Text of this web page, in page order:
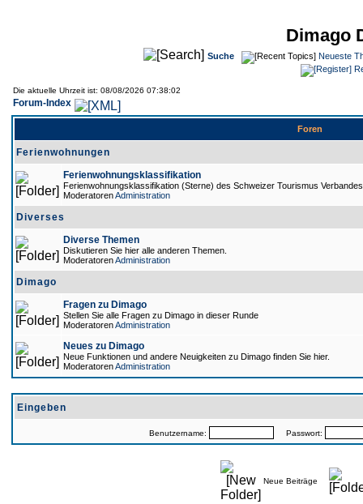
Dimago
Suche
Neueste
Die aktuelle Uhrzeit ist: 08/08/2026 07:38:02
Forum-Index
Foren
Ferienwohnungen
Ferienwohnungsklassifikation
Ferienwohnungsklassifikation (Sterne) des Schweizer Tourismus
ModeratorenAdministration
Diverses
Diverse Themen
Diskutieren Sie hier alle anderen Themen.
ModeratorenAdministration
Dimago
Fragen zu Dimago
Stellen Sie alle Fragen zu Dimago in dieser Runde
ModeratorenAdministration
Neues zu Dimago
Neue Funktionen und andere Neuigkeiten zu Dimago finden Sie hier.
ModeratorenAdministration
Eingeben
Benutzername: Passwort:
Neue Beiträge